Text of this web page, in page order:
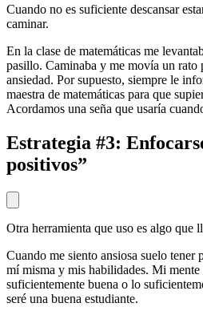
Cuando no es suficiente descansar
caminar.
En la clase de matemáticas me
pasillo. Caminaba y me movía un rato
ansiedad. Por supuesto, siempre le
maestra de matemáticas para que
Acordamos una seña que usaría
Estrategia #3:
positivos”
Otra herramienta que uso es algo que
Cuando me siento ansiosa suelo tener
mí misma y mis habilidades. Mi
suficientemente buena o lo
seré una buena estudiante.